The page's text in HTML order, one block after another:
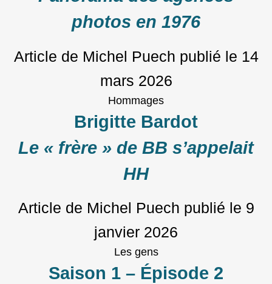
photos en 1976
Article de Michel Puech publié le 14
mars 2026
Hommages
Brigitte Bardot
Le « frère » de BB s’appelait
HH
Article de Michel Puech publié le 9
janvier 2026
Les gens
Saison 1 – Épisode 2